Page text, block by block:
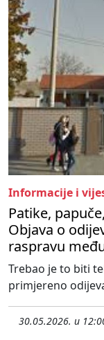
Informacije i
Patike,
Objava o
raspravu
Trebao je to biti
primjereno
30.05.2026. u